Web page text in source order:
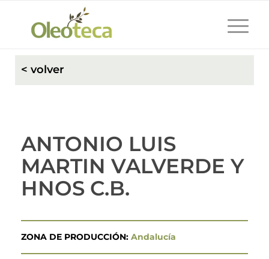
< volver
ANTONIO LUIS
MARTIN VALVERDE Y
HNOS C.B.
ZONA DE PRODUCCIÓN: Andalucía